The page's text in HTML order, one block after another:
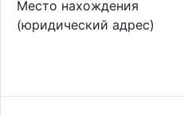
Место нахождения
(юридический адрес)